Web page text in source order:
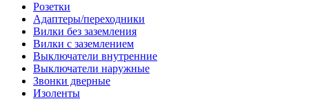
Розетки
Адаптеры/переходники
Вилки без заземления
Вилки с заземлением
Выключатели внутренние
Выключатели наружные
Звонки дверные
Изоленты